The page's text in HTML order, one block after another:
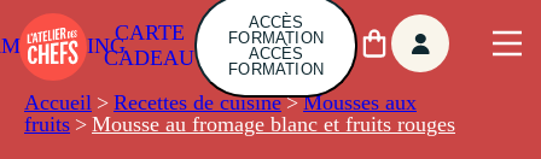
CARTE
CADEAU
ACCÈS
FORMATION
ACCÈS
FORMATION
Accueil > Recettes de cuisine > Mousses aux
fruits > Mousse au fromage blanc et fruits rouges